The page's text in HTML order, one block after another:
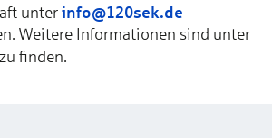
unterinfo@120sek.de
Weitere Informationen sind unter
zu finden.